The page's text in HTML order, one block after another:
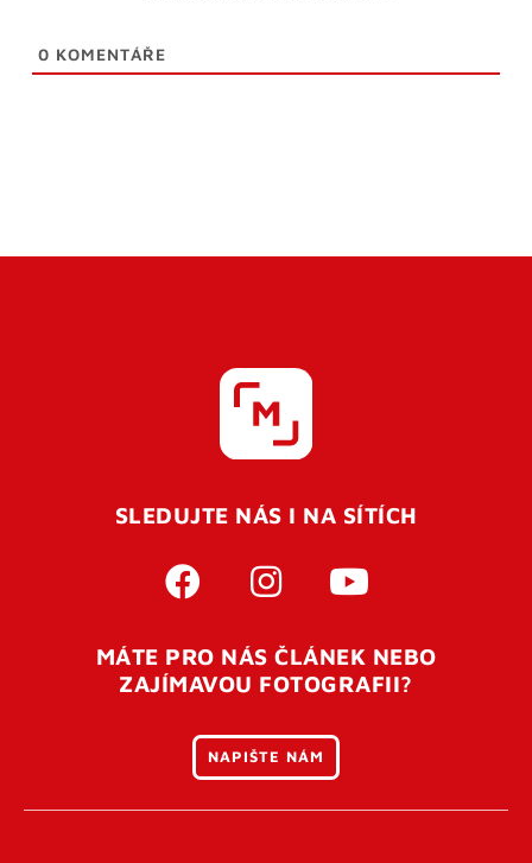
0 KOMENTÁŘE
SLEDUJTE NÁS I NA SÍTÍCH
MÁTE PRO NÁS ČLÁNEK NEBO
ZAJÍMAVOU FOTOGRAFII?
NAPIŠTE NÁM